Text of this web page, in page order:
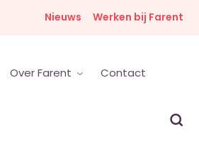
Nieuws Werken bij Farent
Over Farent Contact